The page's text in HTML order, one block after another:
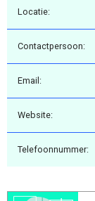
Locatie:
Contactpersoon:
Email:
Website:
Telefoonnummer: